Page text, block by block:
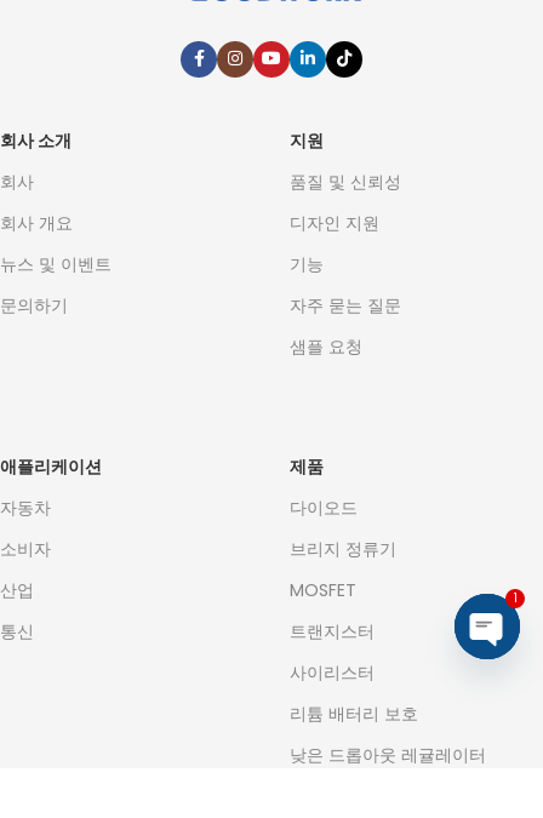
회사 소개
회사
회사 개요
뉴스 및 이벤트
문의하기
지원
품질 및 신뢰성
디자인 지원
기능
자주 묻는 질문
샘플 요청
애플리케이션
자동차
소비자
산업
통신
제품
다이오드
브리지 정류기
MOSFET
트랜지스터
사이리스터
리튬 배터리 보호
낮은 드롭아웃 레귤레이터
1